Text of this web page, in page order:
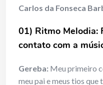
Carlos da Fonseca
01) Ritmo Melodia:
contato com a
Gereba: Meu primeiro
meu pai e meus tios que